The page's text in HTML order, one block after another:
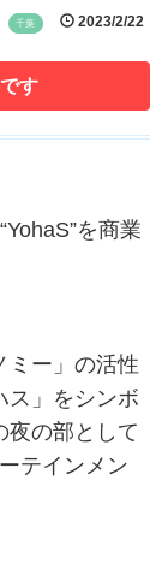
千葉 2023/2/22
す
を商業
ミー」の活性
ス」をシンボ
夜の部として
テインメン